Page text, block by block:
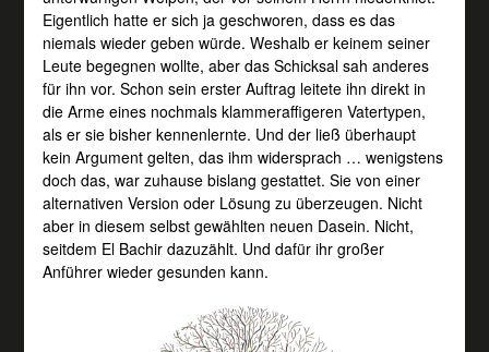
Eigentlich hatte er sich ja geschworen, dass es das
niemals wieder geben würde. Weshalb er keinem seiner
Leute begegnen wollte, aber das Schicksal sah anderes
für ihn vor. Schon sein erster Auftrag leitete ihn direkt in
die Arme eines nochmals klammeraffigeren Vatertypen,
als er sie bisher kennenlernte. Und der ließ überhaupt
kein Argument gelten, das ihm widersprach … wenigstens
doch das, war zuhause bislang gestattet. Sie von einer
alternativen Version oder Lösung zu überzeugen. Nicht
aber in diesem selbst gewählten neuen Dasein. Nicht,
seitdem El Bachir dazuzählt. Und dafür ihr großer
Anführer wieder gesunden kann.